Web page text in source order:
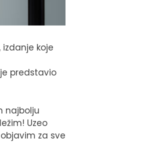
izdanje koje
je predstavio
najbolju
Uzeo
za sve